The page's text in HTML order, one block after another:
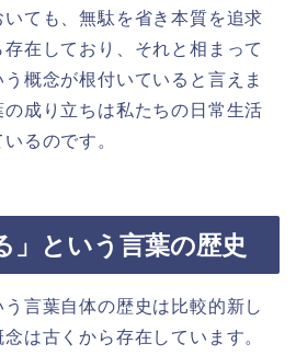
ても、無駄を省き本質を追求
在しており、それと相まって
う概念が根付いていると言えま
成り立ちは私たちの日常生活
るのです。
」という言葉の歴史
う言葉自体の歴史は比較的新し
は古くから存在しています。